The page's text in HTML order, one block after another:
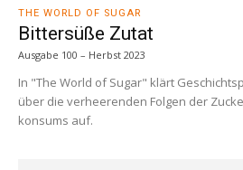
THE WORLD OF SUGAR
Bittersüße Zutat
Ausgabe 100 – Herbst 2023
In "The World of Sugar" klärt
über die verheerenden Folgen der
konsums auf.